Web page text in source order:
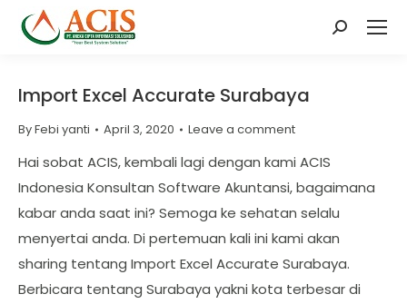
Search:
Import Excel Accurate Surabaya
ByFebi yanti April 3, 2020 Leave a comment
Hai sobat ACIS, kembali lagi dengan kami ACIS
Indonesia Konsultan Software Akuntansi, bagaimana
kabar anda saat ini? Semoga ke sehatan selalu
menyertai anda. Di pertemuan kali ini kami akan
sharing tentang Import Excel Accurate Surabaya.
Berbicara tentang Surabaya yakni kota terbesar di